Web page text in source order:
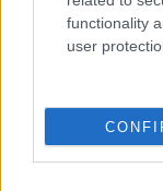
functionality
user